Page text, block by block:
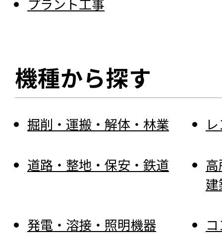
機種から探す
掘削・運搬・解体・林業
道路・整地・保安・鉄道
発電・溶接・照明機器